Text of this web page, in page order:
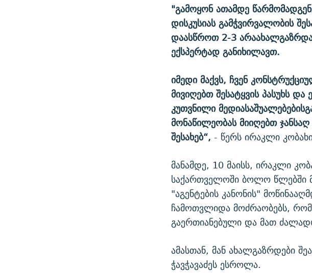
"გამოყონ ათამდე
დისკუსიას გამჭვირვალობის
დაასწროთ 2-3
ექსპერტად განიხილავთ.
იმედი მაქვს, ჩვენ
მივიღებთ შესატყვის პასუხს
კუთვნილი
მონაწილეობას მიიღებთ
შესახებ“,- წერს ირაკლი
მანამდე, 10 მაისს, ირაკლი
საქართველოში ბოლო წლებში
"აგენტების კანონის"
ჩამოთვლიდა მოძრაობებს,
გაერთიანებული და მათ
ამასთან, მან ახალგაზრდები
ჭავჭავაძეს ესროლა.